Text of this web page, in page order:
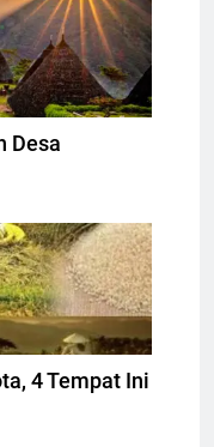
mawatu.co.id
Desa
Foto: Dok.
4 Tempat Ini